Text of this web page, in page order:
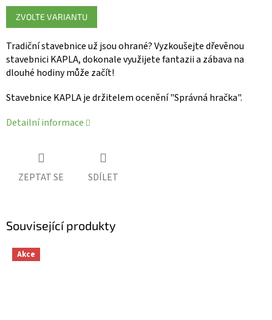
Měrná
cena:
ZVOLTE VARIANTU
Tradiční stavebnice už jsou ohrané? Vyzkoušejte dřevěnou
stavebnici KAPLA, dokonale využijete fantazii a zábava na
dlouhé hodiny může začít!
Stavebnice KAPLA je držitelem ocenění "Správná hračka".
Detailní informace
ZEPTAT SE SDÍLET
Související produkty
Akce